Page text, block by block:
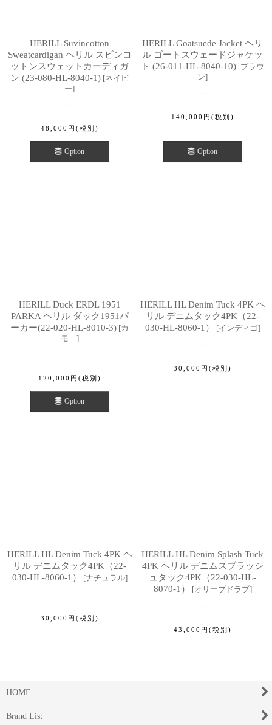
HERILL Suvincotton
Sweatcardigan ヘリル スビンコ
ットンスウェットカーディガ
ン (23-080-HL-8040-1) [ネイビ
ー]
48,000 円 (税別)
Option
HERILL Goatsuede Jacket ヘリ
ル ゴートスウェードジャケッ
ト (26-011-HL-8040-10) [ブラウ
ン]
140,000 円 (税別)
Option
HERILL Duck ERDL 1951
PARKA ヘリル ダック1951パ
ーカー(22-020-HL-8010-3) [カ
モ ]
120,000 円 (税別)
Option
HERILL HL Denim Tuck 4PK ヘ
リル デニムタック4PK（22-
030-HL-8060-1）
[インディゴ]
30,000 円 (税別)
HERILL HL Denim Tuck 4PK ヘ
リル デニムタック4PK（22-
030-HL-8060-1）
[ナチュラル]
30,000 円 (税別)
HERILL HL Denim Splash Tuck
4PK ヘリル デニムスプラッシ
ュタック4PK（22-030-HL-
8070-1）
[オリーブドラブ]
43,000 円 (税別)
HOME
Brand List